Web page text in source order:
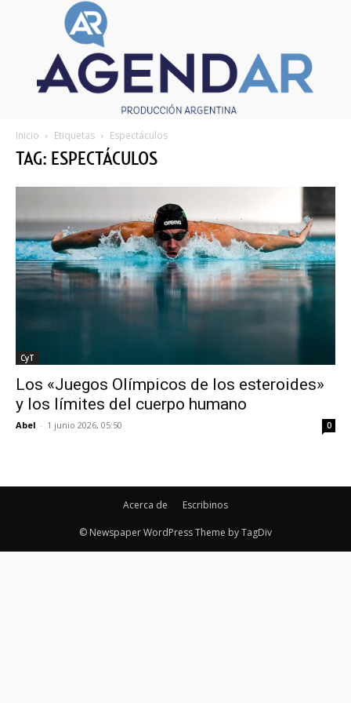
Inicio Etiquetas Espectáculos
TAG: ESPECTÁCULOS
CyT
Los «Juegos Olímpicos de los esteroides»
y los límites del cuerpo humano
Abel - 1 junio 2026, 05:50 0
Acerca de Escribinos
© Newspaper WordPress Theme by TagDiv